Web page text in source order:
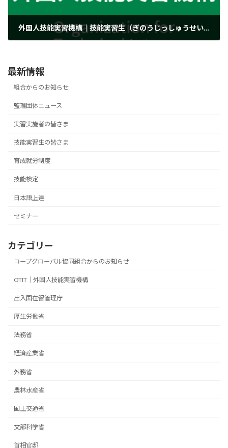
外国人技能実習機構｜技能実習生（ぎのうじっしゅうせい）の皆様（みなさま）へ
最新情報
組合からのお知らせ
監理団体ニュース
実習実施者の皆さま
技能実習生の皆さま
育成就労制度
技能検定
日本語上達
セミナー
カテゴリー
コープグローバル協同組合からのお知らせ
OTIT｜外国人技能実習機構
出入国在留管理庁
厚生労働省
法務省
経済産業省
外務省
農林水産省
国土交通省
文部科学省
首相官邸